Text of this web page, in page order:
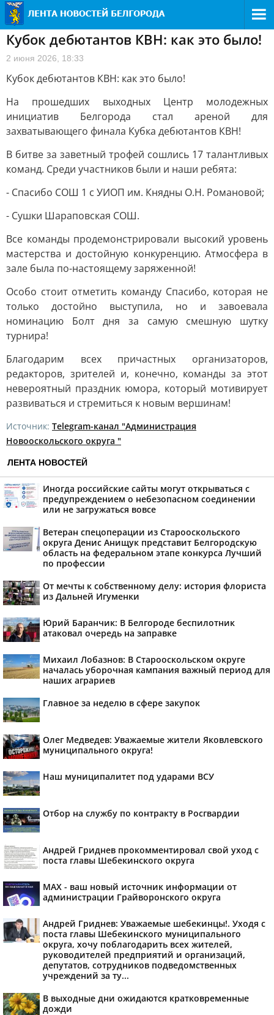
Кубок дебютантов КВН: как это было!
2 июня 2026, 18:33
Кубок дебютантов КВН: как это было!
На прошедших выходных Центр молодежных
инициатив Белгорода стал ареной для
захватывающего финала Кубка дебютантов КВН!
В битве за заветный трофей сошлись 17 талантливых
команд. Среди участников были и наши ребята:
- Спасибо СОШ 1 с УИОП им. Княдны О.Н. Романовой;
- Сушки Шараповская СОШ.
Все команды продемонстрировали высокий уровень
мастерства и достойную конкуренцию. Атмосфера в
зале была по-настоящему заряженной!
Особо стоит отметить команду Спасибо, которая не
только достойно выступила, но и завоевала
номинацию Болт дня за самую смешную шутку
турнира!
Благодарим всех причастных организаторов,
редакторов, зрителей и, конечно, команды за этот
невероятный праздник юмора, который мотивирует
развиваться и стремиться к новым вершинам!
Источник: Telegram-канал "Администрация
Новооскольского округа "
ЛЕНТА НОВОСТЕЙ
Иногда российские сайты могут открываться с
предупреждением о небезопасном соединении
или не загружаться вовсе
Ветеран спецоперации из Старооскольского
округа Денис Анищук представит Белгородскую
область на федеральном этапе конкурса Лучший
по профессии
От мечты к собственному делу: история флориста
из Дальней Игуменки
Юрий Баранчик: В Белгороде беспилотник
атаковал очередь на заправке
Михаил Лобазнов: В Старооскольском округе
началась уборочная кампания важный период для
наших аграриев
Главное за неделю в сфере закупок
Олег Медведев: Уважаемые жители Яковлевского
муниципального округа!
Наш муниципалитет под ударами ВСУ
Отбор на службу по контракту в Росгвардии
Андрей Гриднев прокомментировал свой уход с
поста главы Шебекинского округа
MAX - ваш новый источник информации от
администрации Грайворонского округа
Андрей Гриднев: Уважаемые шебекинцы!. Уходя с
поста главы Шебекинского муниципального
округа, хочу поблагодарить всех жителей,
руководителей предприятий и организаций,
депутатов, сотрудников подведомственных
учреждений за ту...
В выходные дни ожидаются кратковременные
дожди